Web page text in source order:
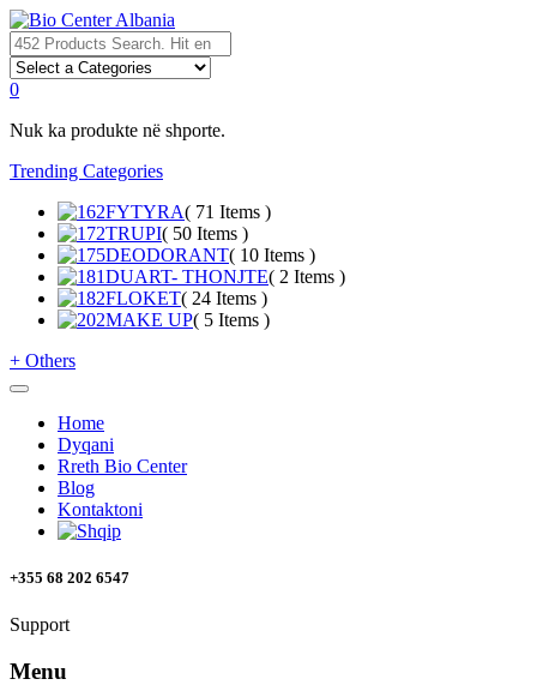
0
Nuk ka produkte në shporte.
Trending Categories
FYTYRA( 71 Items )
TRUPI( 50 Items )
DEODORANT( 10 Items )
DUART- THONJTE( 2 Items )
FLOKET( 24 Items )
MAKE UP( 5 Items )
+ Others
Home
Dyqani
Rreth Bio Center
Blog
Kontaktoni
+355 68 202 6547
Support
Menu